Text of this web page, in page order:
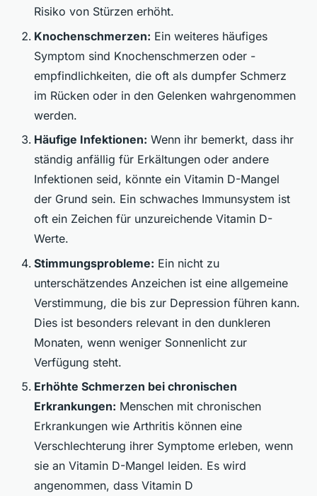
Risiko von Stürzen erhöht.
Knochenschmerzen: Ein weiteres häufiges
Symptom sind Knochenschmerzen oder -
empfindlichkeiten, die oft als dumpfer Schmerz
im Rücken oder in den Gelenken wahrgenommen
werden.
Häufige Infektionen: Wenn ihr bemerkt, dass ihr
ständig anfällig für Erkältungen oder andere
Infektionen seid, könnte ein Vitamin D-Mangel
der Grund sein. Ein schwaches Immunsystem ist
oft ein Zeichen für unzureichende Vitamin D-
Werte.
Stimmungsprobleme: Ein nicht zu
unterschätzendes Anzeichen ist eine allgemeine
Verstimmung, die bis zur Depression führen kann.
Dies ist besonders relevant in den dunkleren
Monaten, wenn weniger Sonnenlicht zur
Verfügung steht.
Erhöhte Schmerzen bei chronischen
Erkrankungen: Menschen mit chronischen
Erkrankungen wie Arthritis können eine
Verschlechterung ihrer Symptome erleben, wenn
sie an Vitamin D-Mangel leiden. Es wird
angenommen, dass Vitamin D